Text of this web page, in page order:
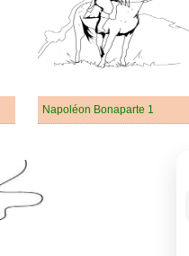
Napoléon Bonaparte 1